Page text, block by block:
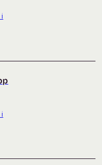
kr
kr
kr